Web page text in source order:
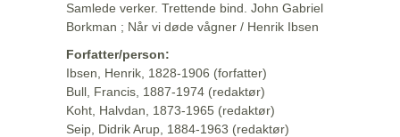
Samlede verker. Trettende bind. John Gabriel
Borkman ; Når vi døde vågner / Henrik Ibsen
Forfatter/person:
Ibsen, Henrik, 1828-1906 (forfatter)
Bull, Francis, 1887-1974 (redaktør)
Koht, Halvdan, 1873-1965 (redaktør)
Seip, Didrik Arup, 1884-1963 (redaktør)